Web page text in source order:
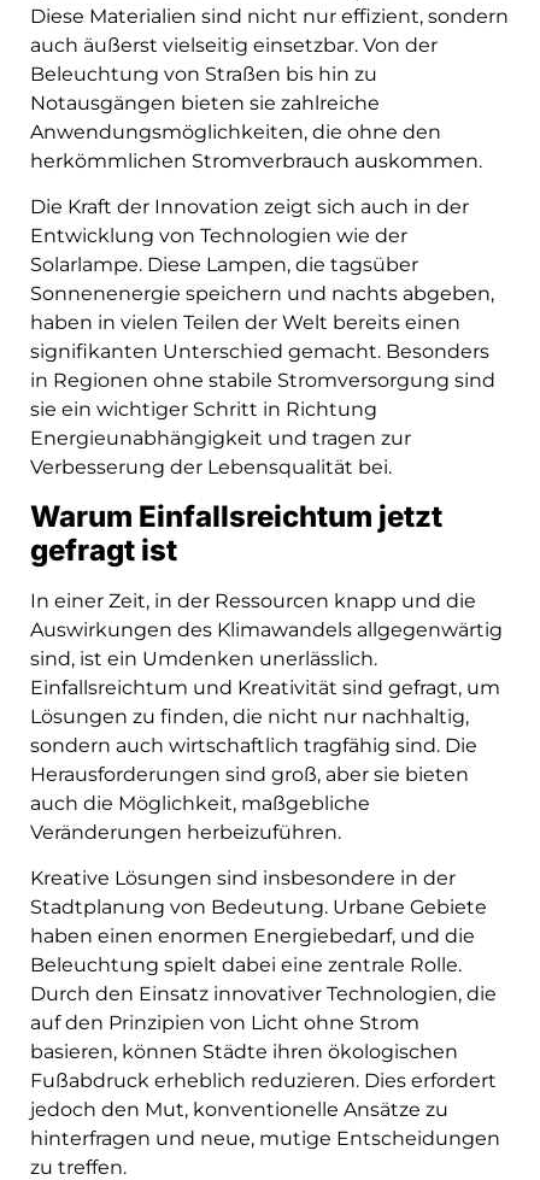
Diese Materialien sind nicht nur effizient, sondern
auch äußerst vielseitig einsetzbar. Von der
Beleuchtung von Straßen bis hin zu
Notausgängen bieten sie zahlreiche
Anwendungsmöglichkeiten, die ohne den
herkömmlichen Stromverbrauch auskommen.
Die Kraft der Innovation zeigt sich auch in der
Entwicklung von Technologien wie der
Solarlampe. Diese Lampen, die tagsüber
Sonnenenergie speichern und nachts abgeben,
haben in vielen Teilen der Welt bereits einen
signifikanten Unterschied gemacht. Besonders
in Regionen ohne stabile Stromversorgung sind
sie ein wichtiger Schritt in Richtung
Energieunabhängigkeit und tragen zur
Verbesserung der Lebensqualität bei.
Warum Einfallsreichtum jetzt
gefragt ist
In einer Zeit, in der Ressourcen knapp und die
Auswirkungen des Klimawandels allgegenwärtig
sind, ist ein Umdenken unerlässlich.
Einfallsreichtum und Kreativität sind gefragt, um
Lösungen zu finden, die nicht nur nachhaltig,
sondern auch wirtschaftlich tragfähig sind. Die
Herausforderungen sind groß, aber sie bieten
auch die Möglichkeit, maßgebliche
Veränderungen herbeizuführen.
Kreative Lösungen sind insbesondere in der
Stadtplanung von Bedeutung. Urbane Gebiete
haben einen enormen Energiebedarf, und die
Beleuchtung spielt dabei eine zentrale Rolle.
Durch den Einsatz innovativer Technologien, die
auf den Prinzipien von Licht ohne Strom
basieren, können Städte ihren ökologischen
Fußabdruck erheblich reduzieren. Dies erfordert
jedoch den Mut, konventionelle Ansätze zu
hinterfragen und neue, mutige Entscheidungen
zu treffen.